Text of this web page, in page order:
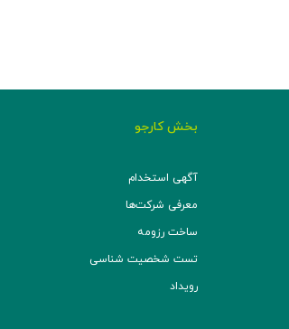
بخش کارجو
آگهی استخدام
معرفی شرکت‌ها
ساخت رزومه
تست شخصیت شناسی
رویداد